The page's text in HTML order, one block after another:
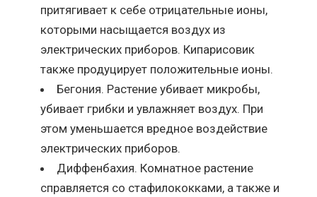
притягивает к себе отрицательные ионы,
которыми насыщается воздух из
электрических приборов. Кипарисовик
также продуцирует положительные ионы.
Бегония. Растение убивает микробы,
убивает грибки и увлажняет воздух. При
этом уменьшается вредное воздействие
электрических приборов.
Диффенбахия. Комнатное растение
справляется со стафилококками, а также и